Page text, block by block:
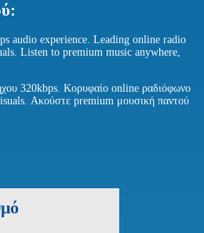
audio experience. Leading online radio
Listen to premium music anywhere,
320kbps. Κορυφαίο online ραδιόφωνο
Ακούστε premium μουσική παντού